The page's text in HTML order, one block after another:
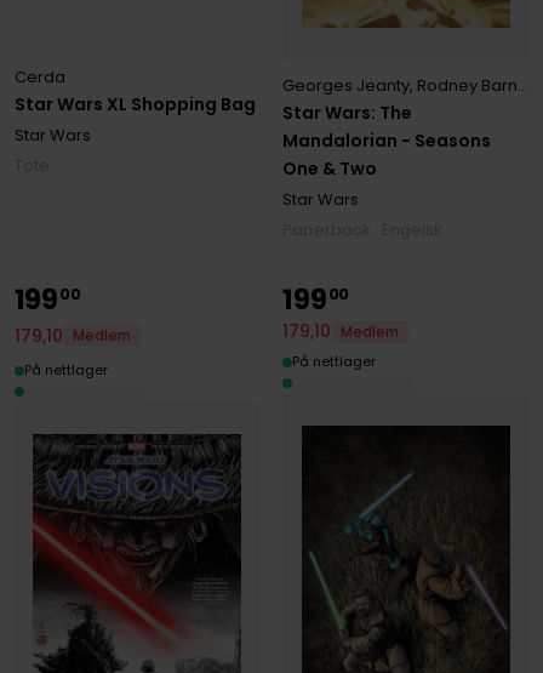
Star Wars XL Shopping Bag
Cerda
Star Wars
Star Wars: The
Mandalorian - Seasons
One & Two
Georges Jeanty, Rodney Barnes
Star Wars
19900
179,10
Medlem
På nettlager
19900
179,10
Medlem
På nettlager